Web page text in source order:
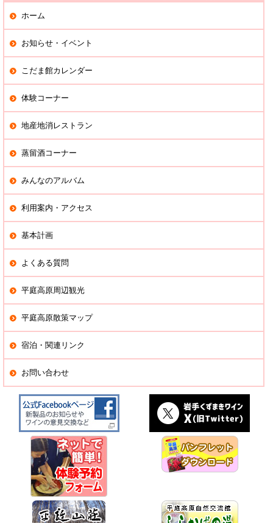
ホーム
お知らせ・イベント
こだま館カレンダー
体験コーナー
地産地消レストラン
蒸留酒コーナー
みんなのアルバム
利用案内・アクセス
基本計画
よくある質問
平庭高原周辺観光
平庭高原散策マップ
宿泊・関連リンク
お問い合わせ